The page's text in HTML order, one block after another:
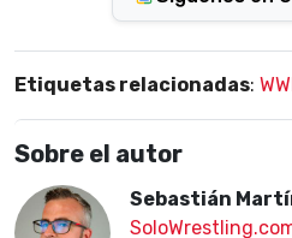
Etiquetas relacionadas:
Sobre el autor
Sebastián